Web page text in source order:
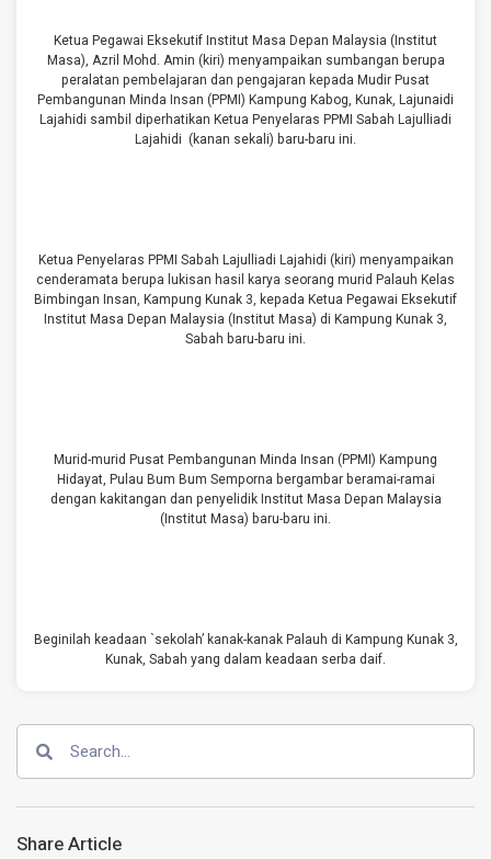
Ketua Pegawai Eksekutif Institut Masa Depan Malaysia (Institut
Masa), Azril Mohd. Amin (kiri) menyampaikan sumbangan berupa
peralatan pembelajaran dan pengajaran kepada Mudir Pusat
Pembangunan Minda Insan (PPMI) Kampung Kabog, Kunak, Lajunaidi
Lajahidi sambil diperhatikan Ketua Penyelaras PPMI Sabah Lajulliadi
Lajahidi (kanan sekali) baru-baru ini.
Ketua Penyelaras PPMI Sabah Lajulliadi Lajahidi (kiri) menyampaikan
cenderamata berupa lukisan hasil karya seorang murid Palauh Kelas
Bimbingan Insan, Kampung Kunak 3, kepada Ketua Pegawai Eksekutif
Institut Masa Depan Malaysia (Institut Masa) di Kampung Kunak 3,
Sabah baru-baru ini.
Murid-murid Pusat Pembangunan Minda Insan (PPMI) Kampung
Hidayat, Pulau Bum Bum Semporna bergambar beramai-ramai
dengan kakitangan dan penyelidik Institut Masa Depan Malaysia
(Institut Masa) baru-baru ini.
Beginilah keadaan `sekolah’ kanak-kanak Palauh di Kampung Kunak 3,
Kunak, Sabah yang dalam keadaan serba daif.
Share Article